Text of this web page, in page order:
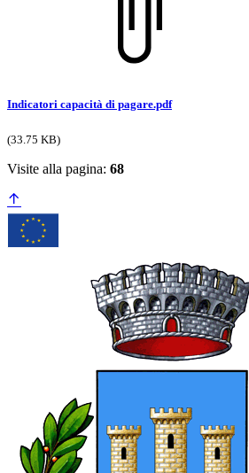
Indicatori capacità di pagare.pdf
(33.75 KB)
Visite alla pagina: 68